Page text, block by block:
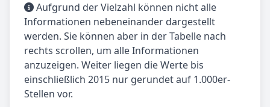
Aufgrund der Vielzahl können nicht alle
Informationen nebeneinander dargestellt
werden. Sie können aber in der Tabelle nach
rechts scrollen, um alle Informationen
anzuzeigen. Weiter liegen die Werte bis
einschließlich 2015 nur gerundet auf 1.000er-
Stellen vor.